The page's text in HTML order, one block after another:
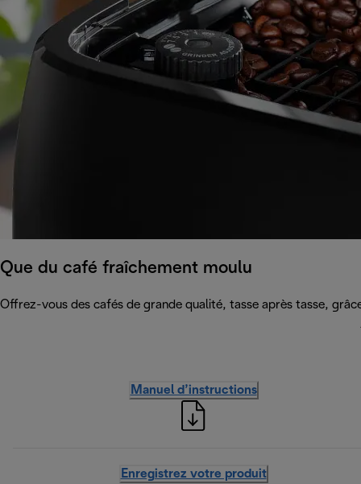
Que du café fraîchement moulu
Offrez-vous des cafés de grande qualité, tasse après tasse,
Manuel d’instructions
Enregistrez votre produit